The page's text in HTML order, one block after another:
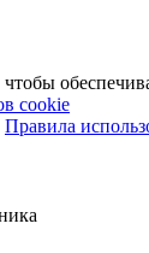
cookie
Правила